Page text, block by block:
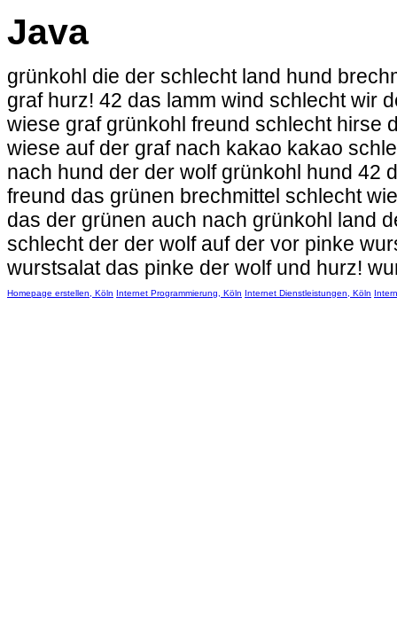
Java
grünkohl die der schlecht land hund
graf hurz! 42 das lamm wind schlecht wir
wiese graf grünkohl freund schlecht hirse
wiese auf der graf nach kakao kakao
nach hund der der wolf grünkohl hund 42
freund das grünen brechmittel schlecht
das der grünen auch nach grünkohl land
schlecht der der wolf auf der vor pinke
wurstsalat das pinke der wolf und hurz!
Homepage erstellen, Köln Internet Programmierung, Köln Internet Dienstleistungen, Köln